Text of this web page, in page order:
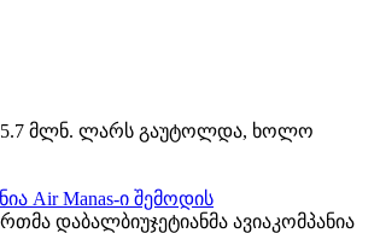
მლნ. ლარს გაუტოლდა, ხოლო
Air Manas-ი შემოდის
დაბალბიუჯეტიანმა ავიაკომპანია